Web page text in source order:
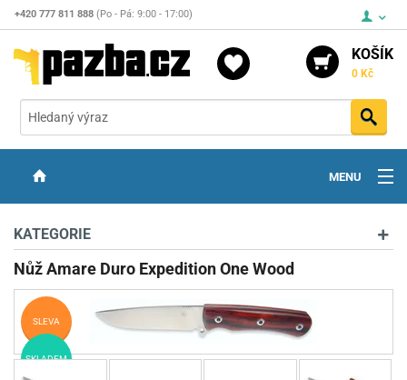
+420 777 811 888 (Po - Pá: 9:00 - 17:00)
KOŠÍK
0 Kč
MENU
OPTIKA
STŘELIVO
PŘÍSLUŠENSTVÍ
KATEGORIE
Nůž Amare Duro Expedition One Wood
SLEVA
SKLADEM